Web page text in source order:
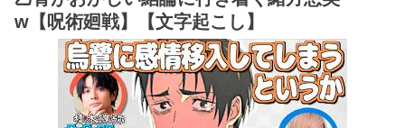
w【呪術廻戦】【文字起こし】